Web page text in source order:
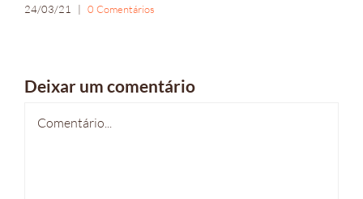
24/03/21 | 0 Comentários
Deixar um comentário